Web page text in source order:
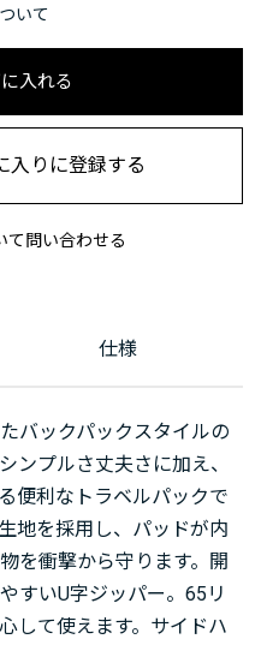
入れる
て問い合わせる
入りに登録する
いて
仕様
バックパックスタイルの
ンプルさ丈夫さに加え、
便利なトラベルパックで
地を採用し、パッドが内
を衝撃から守ります。開
すいU字ジッパー。65リ
して使えます。サイドハ